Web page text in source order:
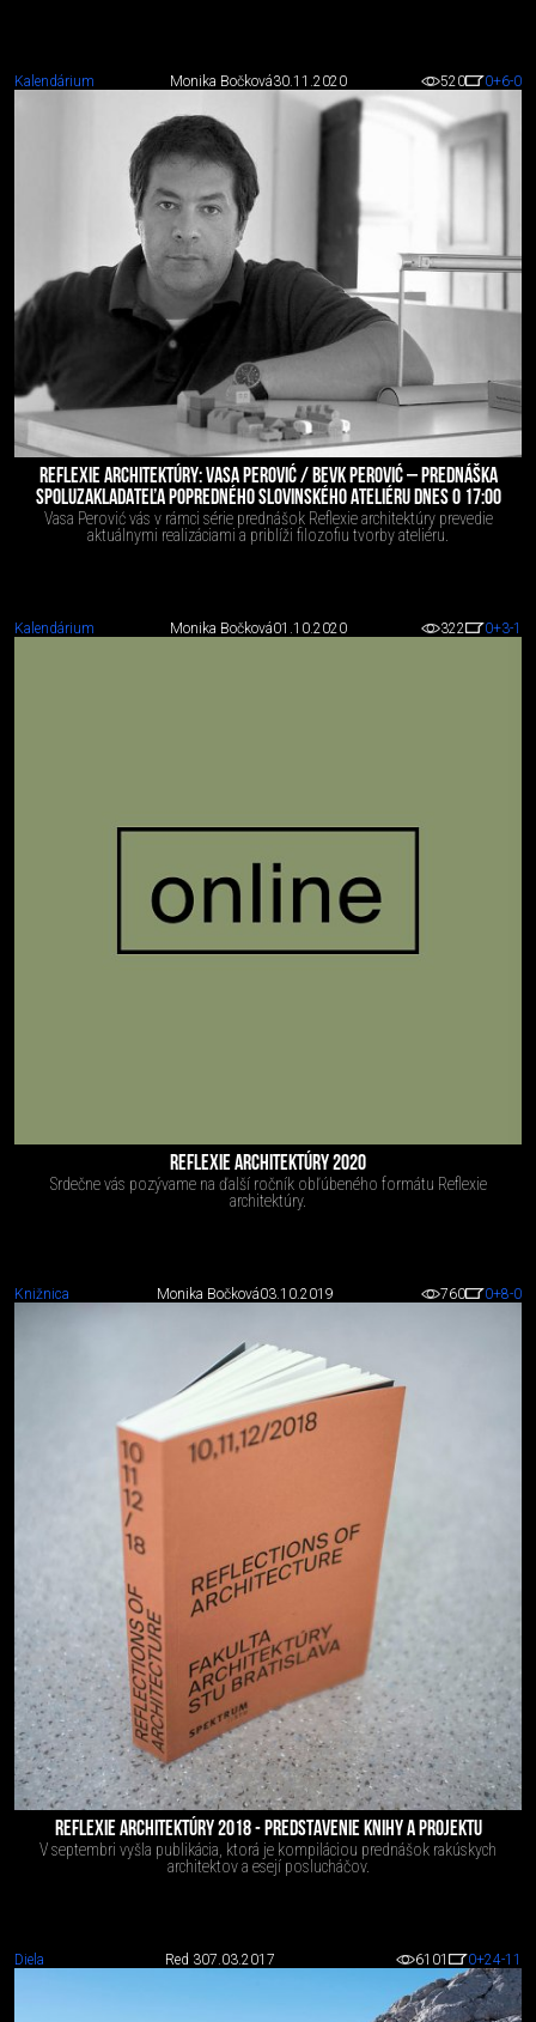
Kalendárium Monika Bočková30.11.2020 520 0+6-0
REFLEXIE ARCHITEKTÚRY: VASA PEROVIĆ / BEVK PEROVIĆ – PREDNÁŠKA
SPOLUZAKLADATEĽA POPREDNÉHO SLOVINSKÉHO ATELIÉRU DNES O 17:00
Vasa Perović vás v rámci série prednášok Reflexie architektúry prevedie
aktuálnymi realizáciami a priblíži filozofiu tvorby ateliéru.
Kalendárium Monika Bočková01.10.2020 322 0+3-1
REFLEXIE ARCHITEKTÚRY 2020
Srdečne vás pozývame na ďalší ročník obľúbeného formátu Reflexie
architektúry.
Knižnica Monika Bočková03.10.2019 760 0+8-0
REFLEXIE ARCHITEKTÚRY 2018 - PREDSTAVENIE KNIHY A PROJEKTU
V septembri vyšla publikácia, ktorá je kompiláciou prednášok rakúskych
architektov a esejí poslucháčov.
Diela Red 307.03.2017 6101 0+24-11